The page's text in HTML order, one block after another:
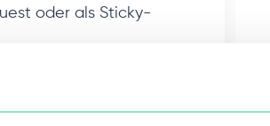
oder als Sticky-